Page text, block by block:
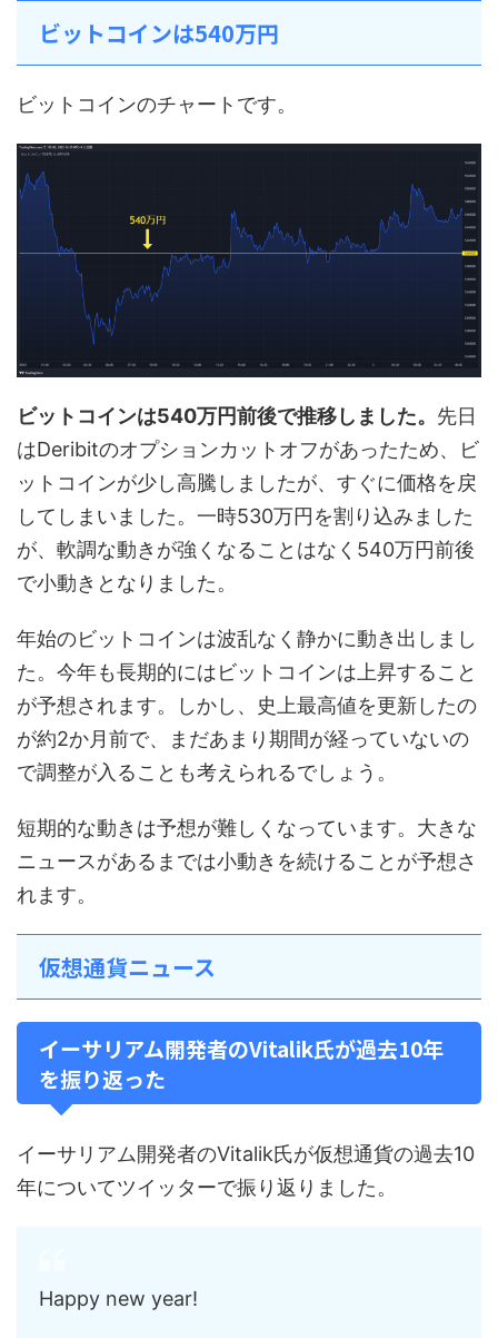
ビットコインは540万円
ビットコインのチャートです。
ビットコインは540万円前後で推移しました。 先日
はDeribitのオプションカットオフがあったため、ビ
ットコインが少し高騰しましたが、すぐに価格を戻
してしまいました。一時530万円を割り込みました
が、軟調な動きが強くなることはなく540万円前後
で小動きとなりました。
年始のビットコインは波乱なく静かに動き出しまし
た。今年も長期的にはビットコインは上昇すること
が予想されます。しかし、史上最高値を更新したの
が約2か月前で、まだあまり期間が経っていないの
で調整が入ることも考えられるでしょう。
短期的な動きは予想が難しくなっています。大きな
ニュースがあるまでは小動きを続けることが予想さ
れます。
仮想通貨ニュース
イーサリアム開発者のVitalik氏が過去10年
を振り返った
イーサリアム開発者のVitalik氏が仮想通貨の過去10
年についてツイッターで振り返りました。
Happy new year!